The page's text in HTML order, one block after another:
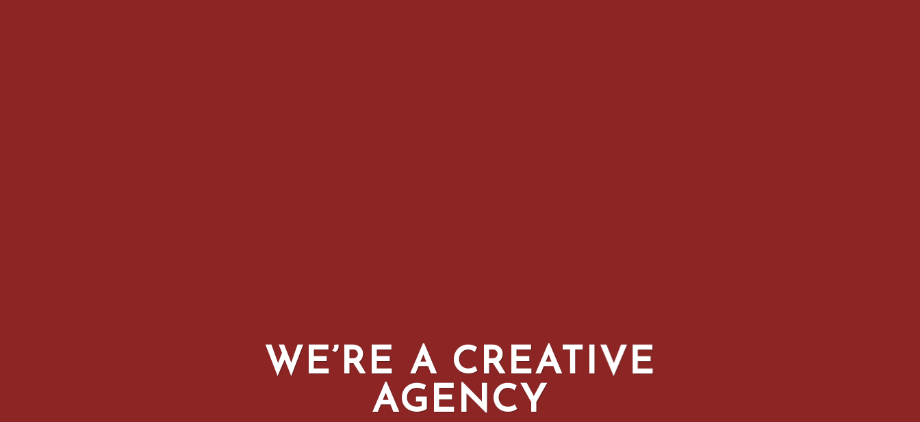
WE’RE A CREATIVE
AGENCY